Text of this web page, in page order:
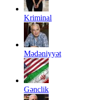
Kriminal
Mədəniyyət
Gənclik